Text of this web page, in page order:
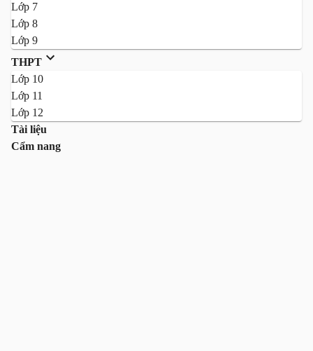
Lớp 7
Lớp 8
Lớp 9
THPT
Lớp 10
Lớp 11
Lớp 12
Tài liệu
Cẩm nang